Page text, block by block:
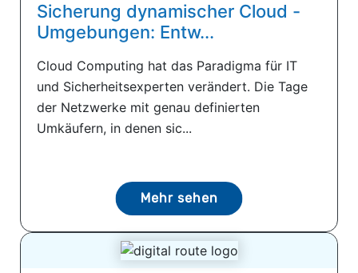
Sicherung dynamischer Cloud -
Umgebungen: Entw...
Cloud Computing hat das Paradigma für IT
und Sicherheitsexperten verändert. Die Tage
der Netzwerke mit genau definierten
Umkäufern, in denen sic...
Mehr sehen